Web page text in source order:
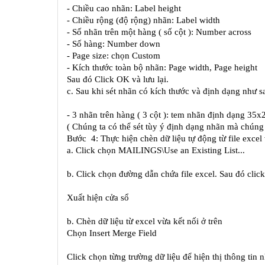
- Chiều cao nhãn: Label height
- Chiều rộng (độ rộng) nhãn: Label width
- Số nhãn trên một hàng ( số cột ): Number across
- Số hàng: Number down
- Page size: chọn Custom
- Kích thước toàn bộ nhãn: Page width, Page height
Sau đó Click OK và lưu lại.
c. Sau khi sét nhãn có kích thước và định dạng như
- 3 nhãn trên hàng ( 3 cột ): tem nhãn định dạng
( Chúng ta có thể sét tùy ý định dạng nhãn mà
Bước  4: Thực hiện chèn dữ liệu tự động từ file excel
a. Click chọn MAILINGS\Use an Existing List...
b. Click chọn đường dẫn chứa file excel. Sau đó
Xuất hiện cửa sổ
b. Chèn dữ liệu từ excel vừa kết nối ở trên
Chọn Insert Merge Field
Click chọn từng trường dữ liệu để hiện thị thông tin